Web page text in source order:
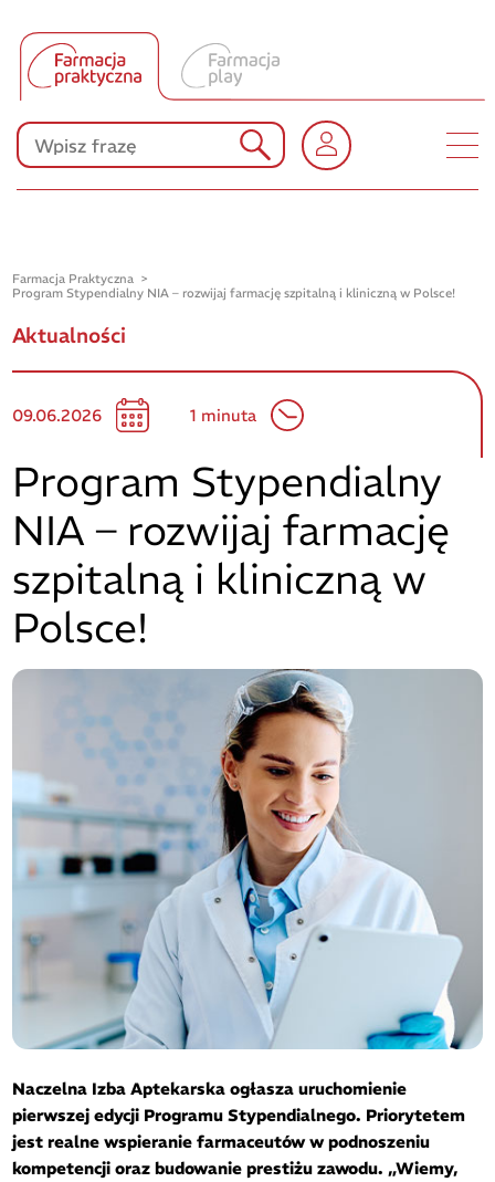
Produkty Polpharmy
KONKURSY
Farmacja Praktyczna
Program Stypendialny NIA – rozwijaj farmację szpitalną i kliniczną w Polsce!
Aktualności
09.06.2026 1 minuta
Program Stypendialny
NIA – rozwijaj farmację
szpitalną i kliniczną w
Polsce!
Naczelna Izba Aptekarska ogłasza uruchomienie
pierwszej edycji Programu Stypendialnego. Priorytetem
jest realne wspieranie farmaceutów w podnoszeniu
kompetencji oraz budowanie prestiżu zawodu. „Wiemy,